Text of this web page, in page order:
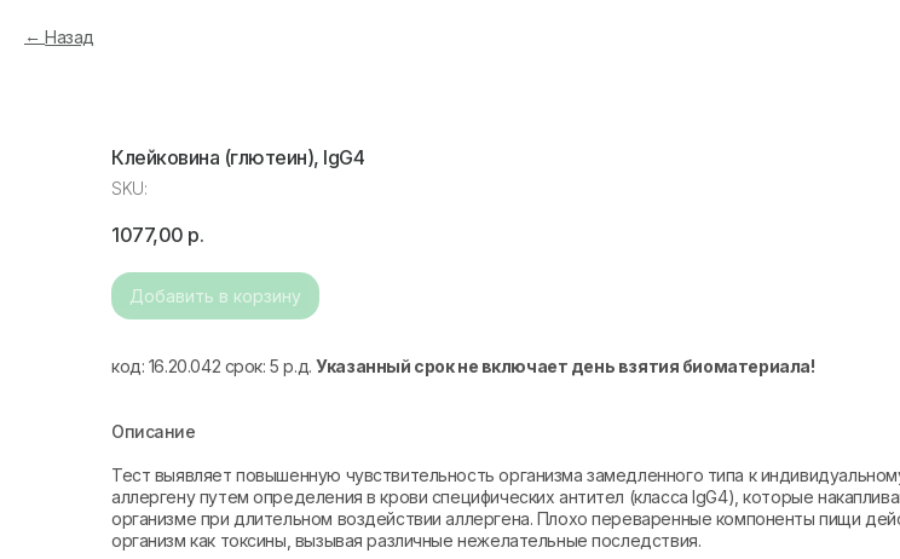
Назад
Клейковина (глютеин), IgG4
SKU:
1077,00 р.
Добавить в корзину
код: 16.20.042 срок: 5 р.д.Указанный срок не включает день взятия биоматериала!
Описание
Тест выявляет повышенную чувствительность организма замедленного типа к
аллергену путем определения в крови специфических антител (класса IgG4), которые
организме при длительном воздействии аллергена. Плохо переваренные компоненты пищи
организм как токсины, вызывая различные нежелательные последствия.